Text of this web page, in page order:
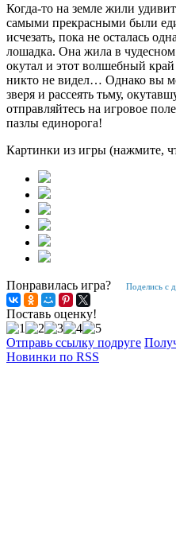
Когда-то на земле жили
самыми прекрасными были
исчезать, пока не осталась
лошадка. Она жила в
окутал и этот волшебный
никто не видел… Однако вы
зверя и рассеять тьму,
отправляйтесь на игровое
пазлы единорога!
Картинки из игры (нажмите,
Понравилась игра? Поделись с
Поставь оценку!
Отправь ссылку подруге
Новинки по RSS